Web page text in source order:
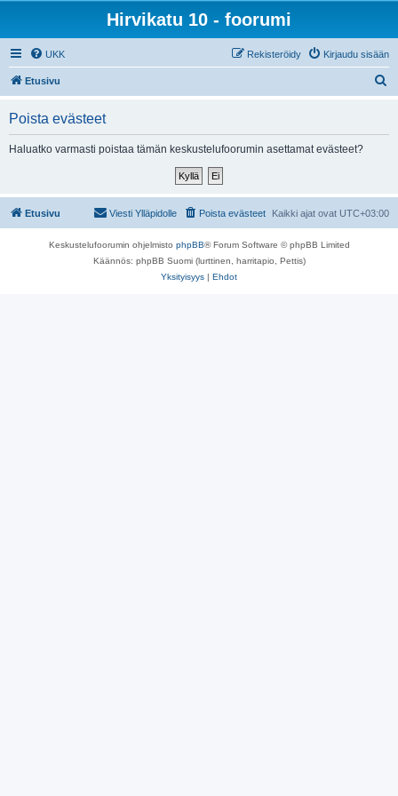
Hirvikatu 10 - foorumi
UKK Kirjaudu sisään
Rekisteröidy
Etusivu
Poista evästeet
Haluatko varmasti poistaa tämän keskustelufoorumin asettamat evästeet?
Etusivu Kaikki ajat ovat UTC+03:00
Poista evästeet
Viesti Ylläpidolle
Keskustelufoorumin ohjelmisto phpBB® Forum Software © phpBB Limited
Käännös: phpBB Suomi (lurttinen, harritapio, Pettis)
Yksityisyys | Ehdot